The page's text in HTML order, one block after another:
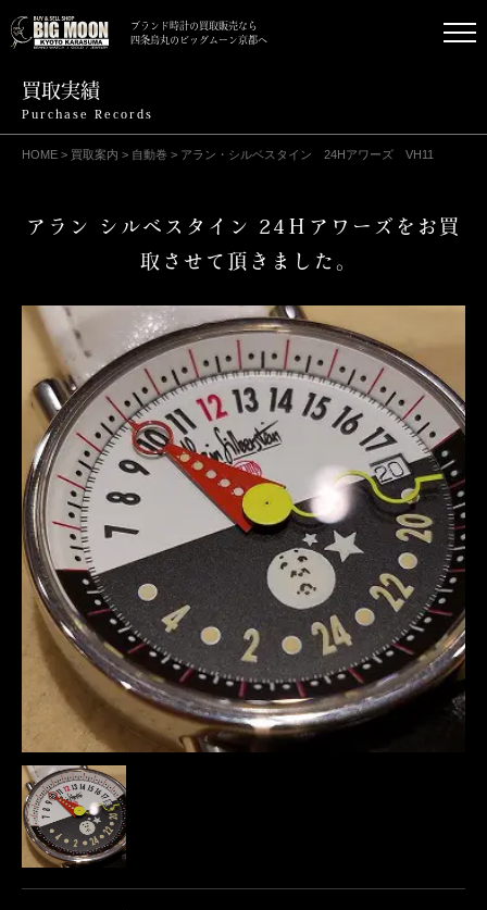
ブランド時計の買取販売なら
四条烏丸のビッグムーン京都へ
買取実績
Purchase Records
HOME > 買取案内 > 自動巻 > アラン・シルベスタイン 24Hアワーズ VH11
アラン シルベスタイン 24Ｈアワーズをお買
取させて頂きました｡